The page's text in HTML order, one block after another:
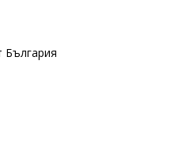
България